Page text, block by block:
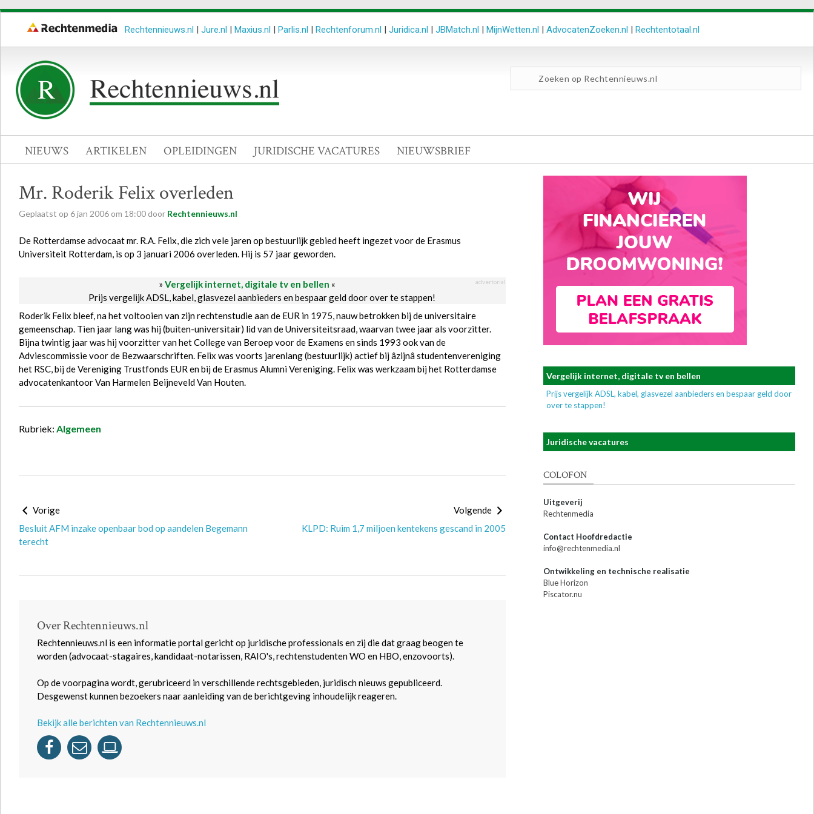
Rechtennieuws.nl | Jure.nl | Maxius.nl | Parlis.nl | Rechtenforum.nl | Juridica.nl | JBMatch.nl | MijnWetten.nl | AdvocatenZoeken.nl | Rechtentotaal.nl
NIEUWS ARTIKELEN OPLEIDINGEN JURIDISCHE VACATURES NIEUWSBRIEF
Mr. Roderik Felix overleden
Geplaatst op 6jan 2006 om 18:00 door Rechtennieuws.nl
De Rotterdamse advocaat mr. R.A. Felix, die zich vele jaren op bestuurlijk gebied heeft ingezet voor de Erasmus
Universiteit Rotterdam, is op 3 januari 2006 overleden. Hij is 57 jaar geworden.
» Vergelijk internet, digitale tv en bellen « advertorial
Prijs vergelijk ADSL, kabel, glasvezel aanbieders en bespaar geld door over te stappen!
Roderik Felix bleef, na het voltooien van zijn rechtenstudie aan de EUR in 1975, nauw betrokken bij de universitaire
gemeenschap. Tien jaar lang was hij (buiten-universitair) lid van de Universiteitsraad, waarvan twee jaar als voorzitter.
Bijna twintig jaar was hij voorzitter van het College van Beroep voor de Examens en sinds 1993 ook van de
Adviescommissie voor de Bezwaarschriften. Felix was voorts jarenlang (bestuurlijk) actief bij âzijnâ studentenvereniging
het RSC, bij de Vereniging Trustfonds EUR en bij de Erasmus Alumni Vereniging. Felix was werkzaam bij het Rotterdamse
advocatenkantoor Van Harmelen Beijneveld Van Houten.
Rubriek: Algemeen
Vorige
Besluit AFM inzake openbaar bod op aandelen Begemann
terecht
Volgende
KLPD: Ruim 1,7 miljoen kentekens gescand in 2005
Over Rechtennieuws.nl
Rechtennieuws.nl is een informatie portal gericht op juridische professionals en zij die dat graag beogen te
worden (advocaat-stagaires, kandidaat-notarissen, RAIO's, rechtenstudenten WO en HBO, enzovoorts).
Op de voorpagina wordt, gerubriceerd in verschillende rechtsgebieden, juridisch nieuws gepubliceerd.
Desgewenst kunnen bezoekers naar aanleiding van de berichtgeving inhoudelijk reageren.
Bekijk alle berichten van Rechtennieuws.nl
Vergelijk internet, digitale tv en bellen
Prijs vergelijk ADSL, kabel, glasvezel aanbieders en bespaar geld door
over te stappen!
Juridische vacatures
COLOFON
Uitgeverij
Rechtenmedia
Contact Hoofdredactie
info@rechtenmedia.nl
Ontwikkeling en technische realisatie
Blue Horizon
Piscator.nu